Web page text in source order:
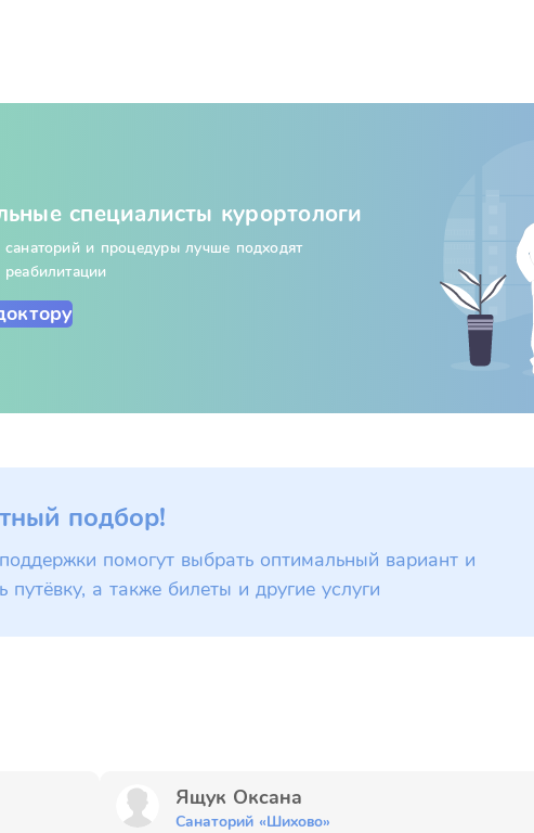
специалисты курортологи
санаторий и процедуры лучше подходят
подбор!
помогут выбрать оптимальный вариант и
путёвку, а также билеты и другие услуги
Ящук Оксана
Санаторий «Шихово»